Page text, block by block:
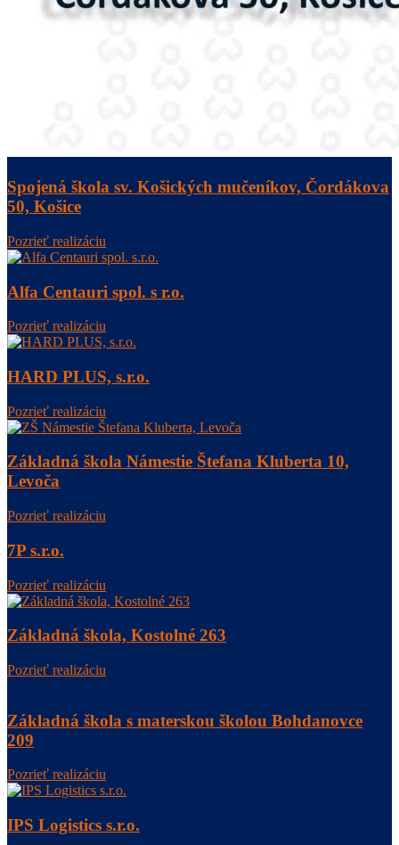
Spojená škola sv. Košických mučeníkov, Čordákova
50, Košice
Pozrieť realizáciu
Alfa Centauri spol. s r.o.
Pozrieť realizáciu
HARD PLUS, s.r.o.
Pozrieť realizáciu
Základná škola Námestie Štefana Kluberta 10,
Levoča
Pozrieť realizáciu
7P s.r.o.
Pozrieť realizáciu
Základná škola, Kostolné 263
Pozrieť realizáciu
Základná škola s materskou školou Bohdanovce
209
Pozrieť realizáciu
IPS Logistics s.r.o.